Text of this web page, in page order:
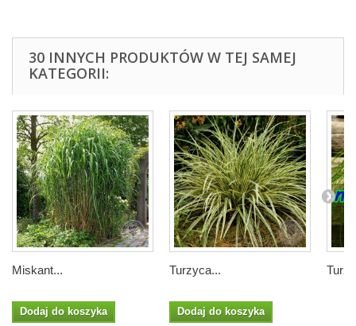
30 INNYCH PRODUKTÓW W TEJ SAMEJ
KATEGORII:
Miskant...
Dodaj do koszyka
Turzyca...
Dodaj do koszyka